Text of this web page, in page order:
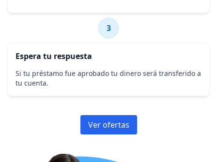
3
Espera tu respuesta
Si tu préstamo fue aprobado tu dinero será transferido a
tu cuenta.
Ver ofertas